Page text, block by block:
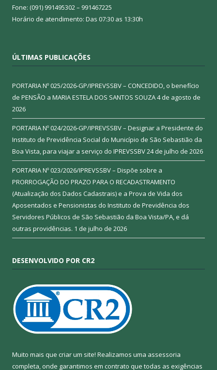
Fone: (091) 991495302 – 991467225
Horário de atendimento: Das 07:30 as 13:30h
ÚLTIMAS PUBLICAÇÕES
PORTARIA Nº 025/2026-GP/IPREVSSBV – CONCEDIDO, o benefício
de PENSÃO a MARIA ESTELA DOS SANTOS SOUZA4 de agosto de
2026
PORTARIA Nº 024/2026-GP/IPREVSSBV – Designar a Presidente do
Instituto de Previdência Social do Município de São Sebastião da
Boa Vista, para viajar a serviço do IPREVSSBV24 de julho de 2026
PORTARIA Nº 023/2026/IPREVSSBV – Dispõe sobre a
PRORROGAÇÃO DO PRAZO PARA O RECADASTRAMENTO
(Atualização dos Dados Cadastrais) e a Prova de Vida dos
Aposentados e Pensionistas do Instituto de Previdência dos
Servidores Públicos de São Sebastião da Boa Vista/PA, e dá
outras providências. 1 de julho de 2026
DESENVOLVIDO POR CR2
Muito mais que criar um site! Realizamos uma assessoria
completa, onde garantimos em contrato que todas as exigências